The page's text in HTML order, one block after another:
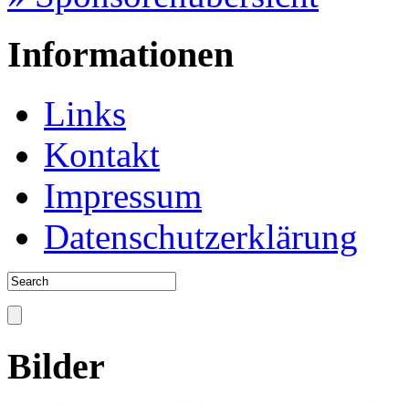
Informationen
Links
Kontakt
Impressum
Datenschutzerklärung
Bilder